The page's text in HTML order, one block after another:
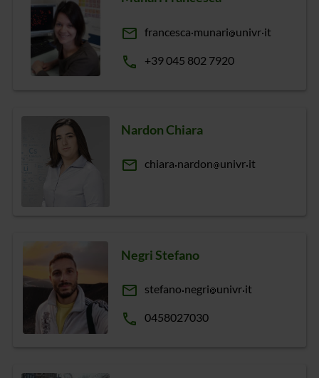
email francesca munari univr it
phone +39 045 802 7920
Nardon Chiara
email chiara nardon univr it
Negri Stefano
email stefano negri univr it
phone 0458027030